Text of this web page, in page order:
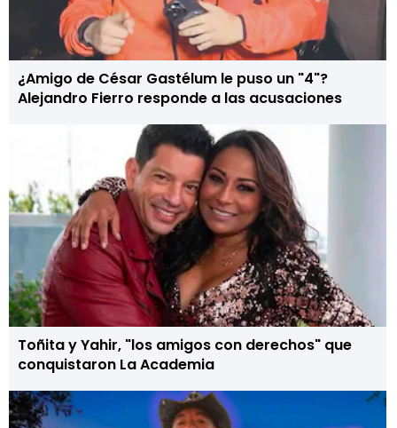
¿Amigo de César Gastélum le puso un "4"?
Alejandro Fierro responde a las acusaciones
Toñita y Yahir, "los amigos con derechos" que
conquistaron La Academia